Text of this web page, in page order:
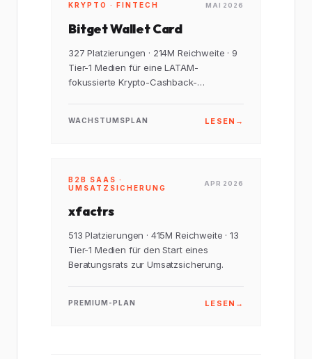
KRYPTO · FINTECH MAI 2026
Bitget Wallet Card
327 Platzierungen · 214M Reichweite · 9
Tier-1 Medien für eine LATAM-
fokussierte Krypto-Cashback-
WACHSTUMSPLAN LESEN →
B2B SAAS ·
UMSATZSICHERUNG
APR 2026
xfactrs
513 Platzierungen · 415M Reichweite · 13
Tier-1 Medien für den Start eines
Beratungsrats zur Umsatzsicherung.
PREMIUM-PLAN LESEN →